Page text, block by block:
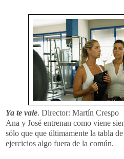
Ya te vale. Director: Martín Crespo
Ana y José entrenan como viene
sólo que que últimamente la tabla
ejercicios algo fuera de la común.